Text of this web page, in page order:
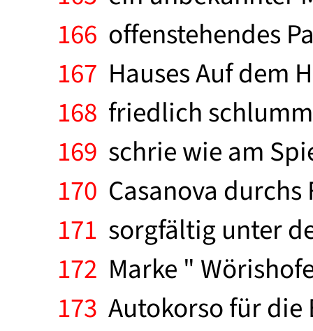
166 offenstehendes
167 Hauses Auf dem
168 friedlich
169 schrie wie am
170 Casanova
171 sorgfältig unter
172 Marke "
173 Autokorso für die